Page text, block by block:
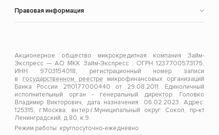
Правовая информация
Акционерное общество микрокредитная компания Займ-
Экспресс — АО МКК Займ-Экспресс , ОГРН 1237700573175,
ИНН 9703154018, регистрационный номер записи
в государственном реестре микрофинансовых организаций
Банка России 2110177000440 от 29.08.2011. Единоличный
исполнительный орган - генеральный директор: Головко
Владимир Викторович, дата назначения: 06.02.2023. Адрес:
125315, г.Москва, вн.тер.г.Муниципальный округ Сокол, пр-кт
Ленинградский, д.80, к.9.
Режим работы: круглосуточно-ежедневно